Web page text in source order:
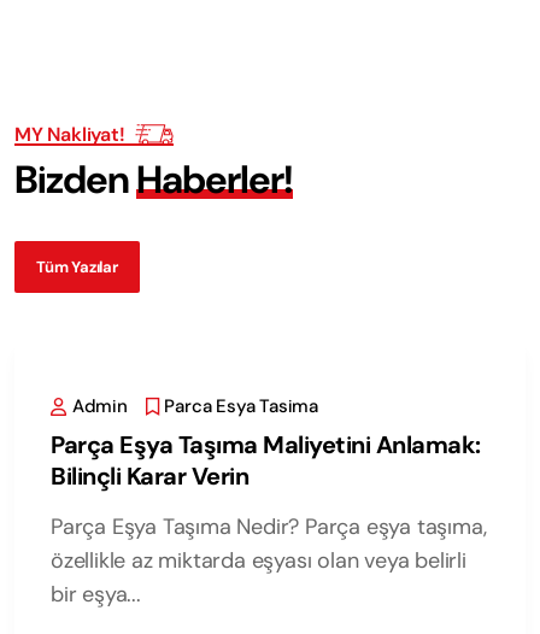
MY Nakliyat!
BizdenHaberler!
Tüm Yazılar
Admin Parca Esya Tasima
Parça Eşya Taşıma Maliyetini Anlamak:
Bilinçli Karar Verin
Parça Eşya Taşıma Nedir? Parça eşya taşıma,
özellikle az miktarda eşyası olan veya belirli
bir eşya...